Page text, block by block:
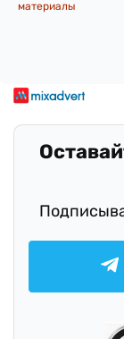
материалы